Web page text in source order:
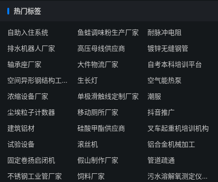
热门标签
自助入住系统 鱼蛙调味粉生产厂家
耐脉冲电阻
排水机器人厂家
高压母线供应商
镀锌无缝钢管
轴承座厂家
大件物流厂家
自考本科培训平台
空间异形钢结构工程公司
生长灯
空气能热泵
浓缩设备厂家
单极滑触线定制厂家
潮服
尘埃粒子计数器
移动厕所厂家
抖音推广
建筑铝材
硅酸甲酯供应商
叉车起重机培训机构
试验设备
滚丝机
铝合金机械加工
固定卷扬启闭机
假山制作厂家
管道疏通
不锈钢工业管厂家
饲料厂家 污水溶解氧测定仪厂家